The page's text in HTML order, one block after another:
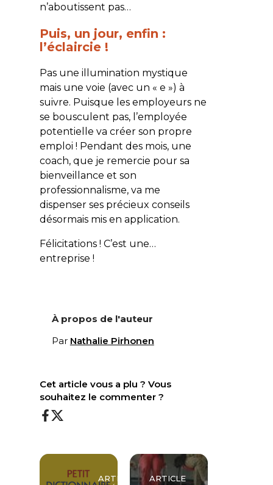
n’aboutissent pas…
Puis, un jour, enfin :
l’éclaircie !
Pas une illumination mystique
mais une voie (avec un « e ») à
suivre. Puisque les employeurs ne
se bousculent pas, l’employée
potentielle va créer son propre
emploi ! Pendant des mois, une
coach, que je remercie pour sa
bienveillance et son
professionnalisme, va me
dispenser ses précieux conseils
désormais mis en application.
Félicitations ! C’est une…
entreprise !
À propos de l'auteur
Par Nathalie Pirhonen
Cet article vous a plu ? Vous
souhaitez le commenter ?
ARTICLE
ARTICLE